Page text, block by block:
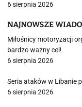
6 sierpnia 2026
NAJNOWSZE
Miłośnicy motoryzacji
bardzo ważny cel!
6 sierpnia 2026
Seria ataków w Libanie
6 sierpnia 2026